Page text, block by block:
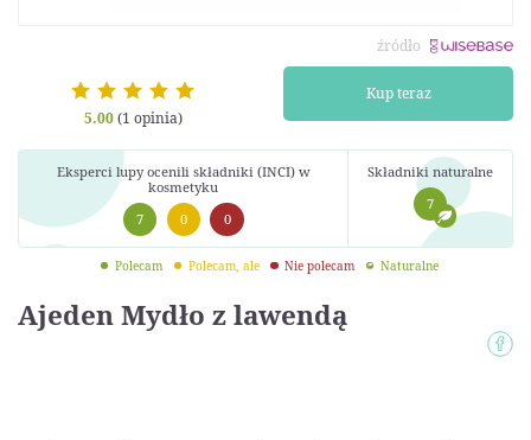
Ajeden Mydło z lawendą
źródło
5.00(1 opinia)
Kup teraz
Eksperci lupy ocenili składniki (INCI) w
kosmetyku
7
0 0
Składniki naturalne
7
Polecam Polecam, ale Nie polecam Naturalne